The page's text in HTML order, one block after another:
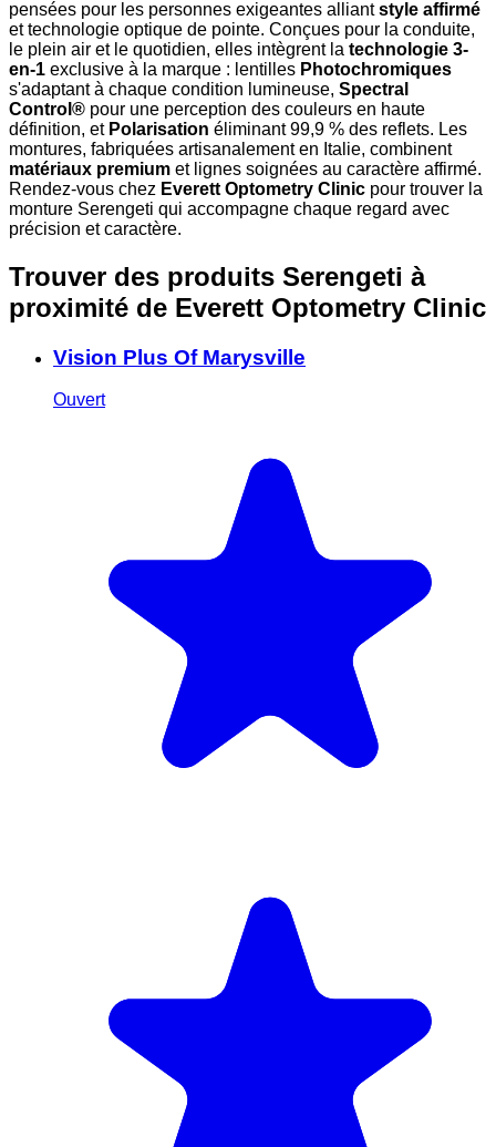
pensées pour les personnes exigeantes alliantstyle affirmé
et technologie optique de pointe. Conçues pour la conduite,
le plein air et le quotidien, elles intègrent la technologie 3-
en-1 exclusive à la marque : lentilles Photochromiques
s'adaptant à chaque condition lumineuse, Spectral
Control® pour une perception des couleurs en haute
définition, et Polarisation éliminant 99,9 % des reflets. Les
montures, fabriquées artisanalement en Italie, combinent
matériaux premium et lignes soignées au caractère affirmé.
Rendez-vous chez Everett Optometry Clinic pour trouver la
monture Serengeti qui accompagne chaque regard avec
précision et caractère.
Trouver des produits Serengeti à
proximité de Everett Optometry Clinic
Vision Plus Of Marysville
Ouvert